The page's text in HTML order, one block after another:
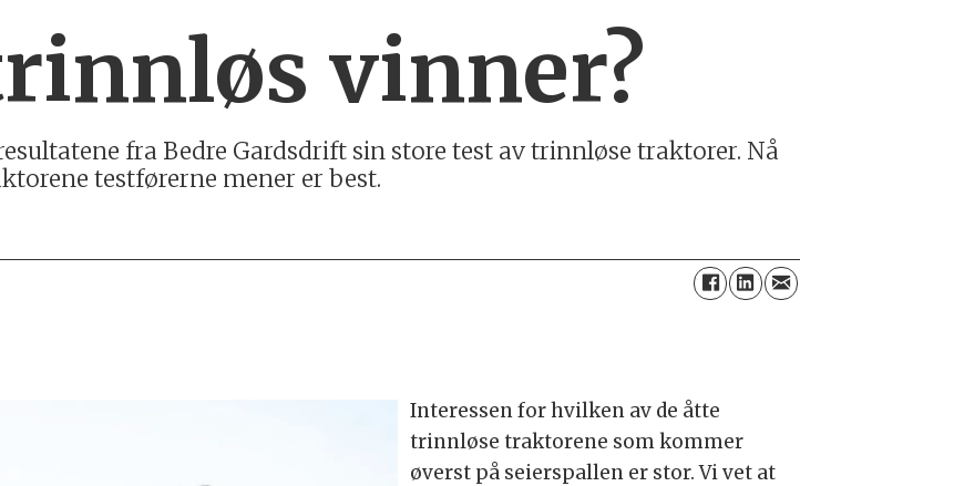
vinner?
fra Bedre Gardsdrift sin store test av trinnløse traktorer. Nå
testførerne mener er best.
Interessen for hvilken av de åtte
trinnløse traktorene som kommer
øverst på seierspallen er stor. Vi vet at